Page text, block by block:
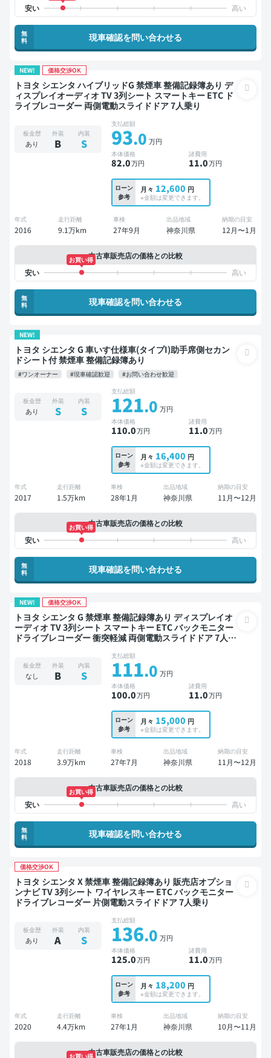
無
料
現車確認を問い合わせる
NEW! 価格交渉OK
トヨタ シエンタ ハイブリッドG 禁煙車 整備記録簿あり デ
ィスプレイオーディオ TV 3列シート スマートキー ETC ド
ライブレコーダー 両側電動スライドドア 7人乗り
板金歴
あり
外装
B
内装
S
支払総額
93.0 万円
本体価格
82.0万円
諸費用
11.0万円
ローン
参考
月々 12,600 円
※金額は変更できます。
年式
2016
走行距離
9.1万km
車検
27年9月
出品地域
神奈川県
納期の目安
12月〜1月
中古車販売店の価格との比較
お買い得
無
料
現車確認を問い合わせる
NEW!
トヨタ シエンタ G 車いす仕様車(タイプI)助手席側セカン
ドシート付 禁煙車 整備記録簿あり
#ワンオーナー #現車確認歓迎 #お問い合わせ歓迎
板金歴
あり
外装
S
内装
S
支払総額
121.0 万円
本体価格
110.0万円
諸費用
11.0万円
ローン
参考
月々 16,400 円
※金額は変更できます。
年式
2017
走行距離
1.5万km
車検
28年1月
出品地域
神奈川県
納期の目安
11月〜12月
中古車販売店の価格との比較
お買い得
無
料
現車確認を問い合わせる
NEW! 価格交渉OK
トヨタ シエンタ G 禁煙車 整備記録簿あり ディスプレイオ
ーディオ TV 3列シート スマートキー ETC バックモニター
ドライブレコーダー 衝突軽減 両側電動スライドドア 7人乗
板金歴
なし
外装
B
内装
S
支払総額
111.0 万円
本体価格
100.0万円
諸費用
11.0万円
ローン
参考
月々 15,000 円
※金額は変更できます。
年式
2018
走行距離
3.9万km
車検
27年7月
出品地域
神奈川県
納期の目安
11月〜12月
中古車販売店の価格との比較
お買い得
無
料
現車確認を問い合わせる
価格交渉OK
トヨタ シエンタ X 禁煙車 整備記録簿あり 販売店オプショ
ンナビ TV 3列シート ワイヤレスキー ETC バックモニター
ドライブレコーダー 片側電動スライドドア 7人乗り
板金歴
あり
外装
A
内装
S
支払総額
136.0 万円
本体価格
125.0万円
諸費用
11.0万円
ローン
参考
月々 18,200 円
※金額は変更できます。
年式
2020
走行距離
4.4万km
車検
27年1月
出品地域
神奈川県
納期の目安
10月〜11月
中古車販売店の価格との比較
お買い得